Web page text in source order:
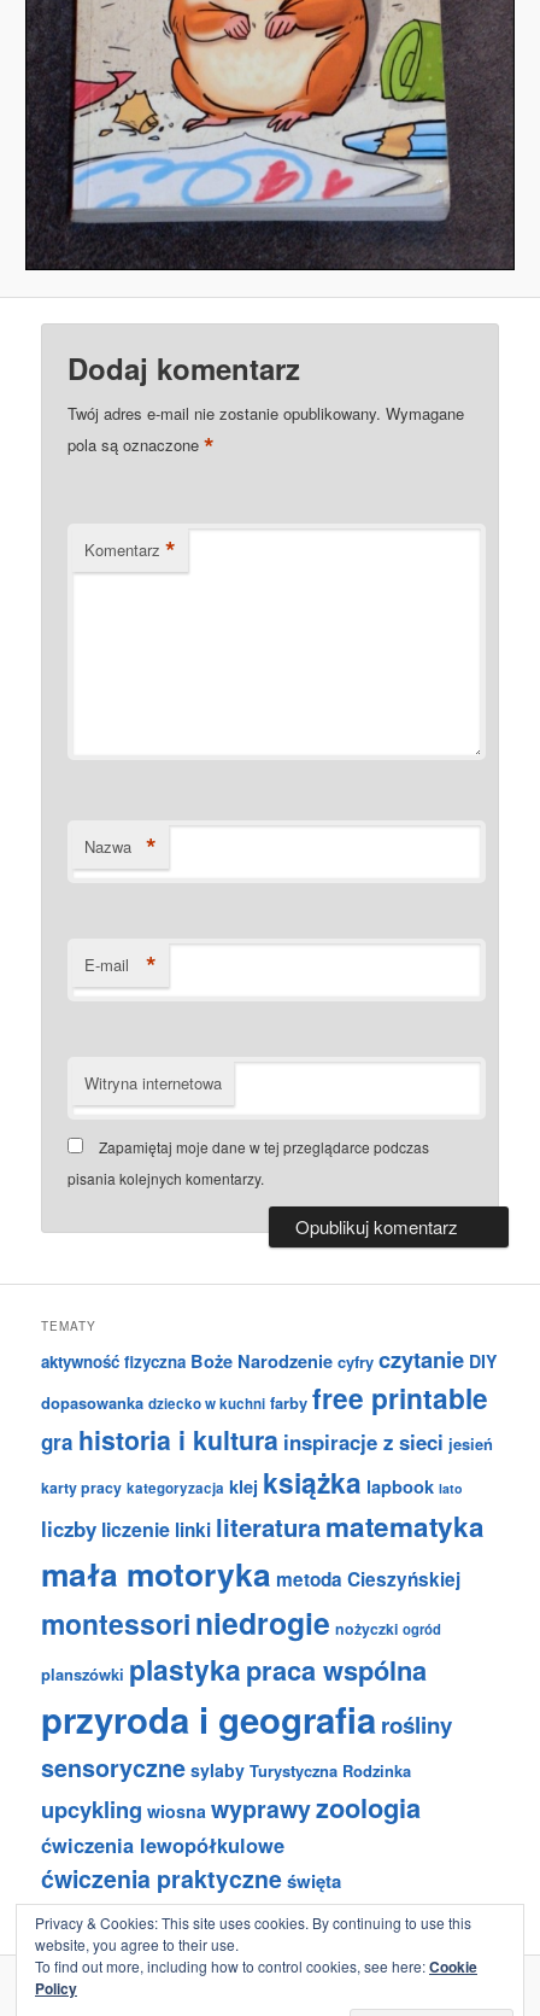
Dodaj komentarz
Twój adres e-mail nie zostanie opublikowany. Wymagane
pola są oznaczone*
Komentarz *
Nazwa *
E-mail *
Witryna internetowa
Zapamiętaj moje dane w tej przeglądarce podczas
pisania kolejnych komentarzy.
TEMATY
aktywność fizyczna Boże Narodzenie cyfry czytanie DIY
dopasowanka dziecko w kuchni farby free printable
gra historia i kultura inspiracje z sieci jesień
karty pracy kategoryzacja klej książka lapbook lato
liczby liczenie linki literaturamatematyka
mała motoryka metoda Cieszyńskiej
montessoriniedrogie nożyczki ogród
planszówki plastykapraca wspólna
przyroda i geografiarośliny
sensoryczne sylaby Turystyczna Rodzinka
upcykling wiosna wyprawyzoologia
ćwiczenia lewopółkulowe
ćwiczenia praktyczneświęta
Dumnie wspierane przez WordPress
Privacy & Cookies: This site uses cookies. By continuing to use this
website, you agree to their use.
To find out more, including how to control cookies, see here:Cookie
Policy